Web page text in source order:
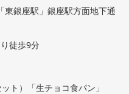
銀座駅」銀座駅方面地下通
徒歩9分
ト）「生チョコ食パン」